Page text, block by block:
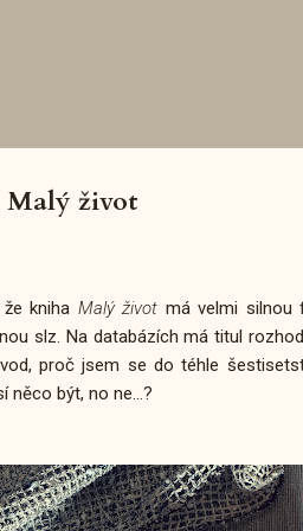
Malý život
kniha Malý život má velmi silnou
slz. Na databázích má titul
proč jsem se do téhle
něco být, no ne...?